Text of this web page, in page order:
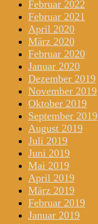
Februar 2022
Februar 2021
April 2020
März 2020
Februar 2020
Januar 2020
Dezember 2019
November 2019
Oktober 2019
September 2019
August 2019
Juli 2019
Juni 2019
Mai 2019
April 2019
März 2019
Februar 2019
Januar 2019